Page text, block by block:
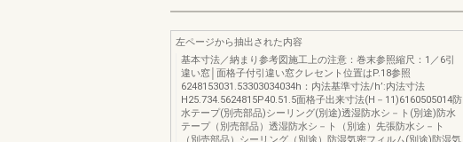
左ページから抽出された内容
基本寸法／納まり参考図施工上の注意：巻末参照縮尺：1／6引
違い窓│面格子付引違い窓クレセント位置はP.18参照
6248153031.53303034034h：内法基準寸法/h’:内法寸法
H25.734.5624815P40.51.5面格子出来寸法(H－11)6160505014防
水テープ(別売部品)シーリング(別途)透湿防水シ－ト(別途)防水
テープ（別売部品）透湿防水シ－ト（別途）先張防水シ－ト
（別売部品）シーリング（別途）防湿気密フィルム(別途)防湿気